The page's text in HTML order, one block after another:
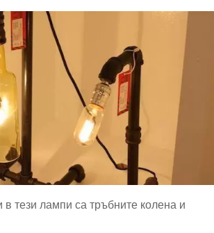
тези лампи са тръбните колена и